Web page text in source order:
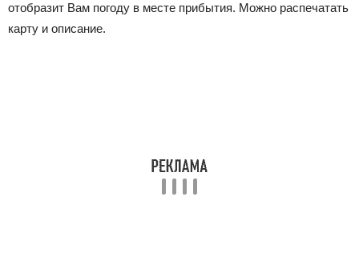
отобразит Вам погоду в месте прибытия. Можно распечатать
карту и описание.